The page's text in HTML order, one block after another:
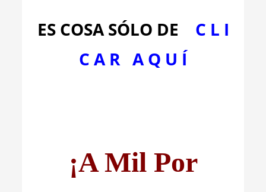
ES COSA SÓLO DE
C L I
C A R A Q U Í
¡A Mil Por